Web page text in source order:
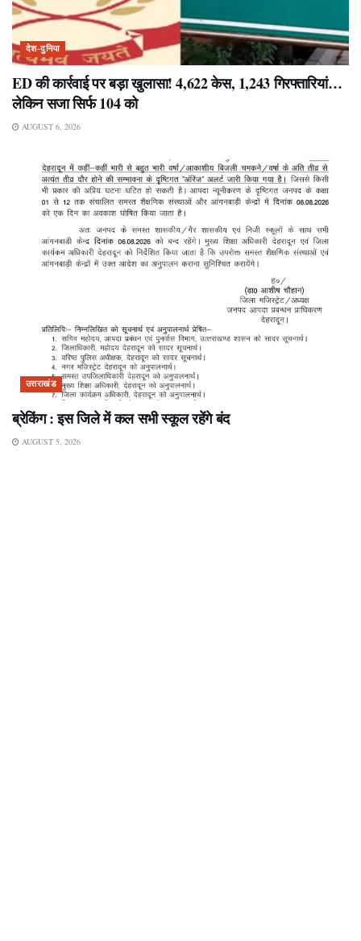
देश-दुनिया
ED की कार्रवाई पर बड़ा खुलासा! 4,622 केस, 1,243 गिरफ्तारियां…
लेकिन सजा सिर्फ 104 को
AUGUST 6, 2026
उत्तराखंड
ब्रेकिंग : इस जिले में कल सभी स्कूल रहेंगे बंद
AUGUST 5, 2026